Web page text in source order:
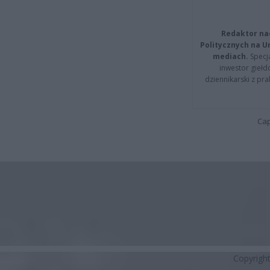
Redaktor
Politycznych na
mediach.
inwestor
dziennikarski z